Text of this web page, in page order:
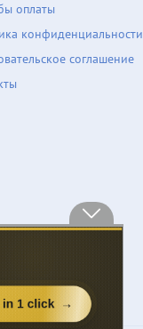
оплаты
конфиденциальности
соглашение